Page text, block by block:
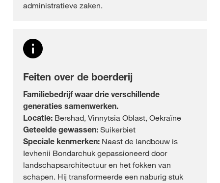
administratieve zaken.
Feiten over de boerderij
Familiebedrijf waar drie verschillende
generaties samenwerken.
Locatie: Bershad, Vinnytsia Oblast, Oekraïne
Geteelde gewassen: Suikerbiet
Speciale kenmerken: Naast de landbouw is
Ievhenii Bondarchuk gepassioneerd door
landschapsarchitectuur en het fokken van
schapen. Hij transformeerde een naburig stuk